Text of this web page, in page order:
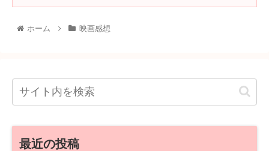
ホーム 映画感想
最近の投稿